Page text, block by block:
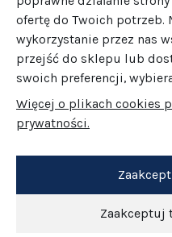
ofertę do Twoich potrzeb.
wykorzystanie przez nas
przejść do sklepu lub
swoich preferencji,
Więcej o plikach cookies
prywatności.
Zaakceptuj